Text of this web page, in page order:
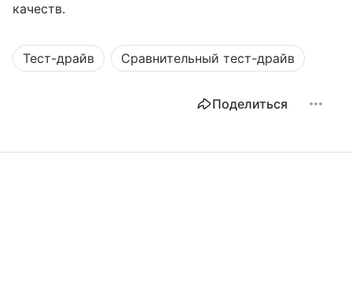
качеств.
Тест-драйв Сравнительный тест-драйв
Поделиться